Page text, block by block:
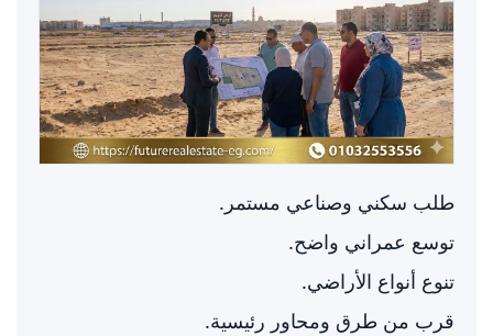
طلب سكني وصناعي مستمر.
توسع عمراني واضح.
تنوع أنواع الأراضي.
قرب من طرق ومحاور رئيسية.